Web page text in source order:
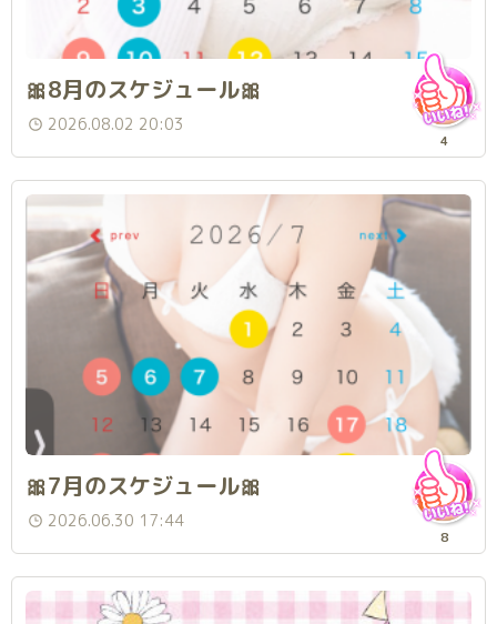
🎀8月のスケジュール🎀
2026.08.02 20:03
4
🎀7月のスケジュール🎀
2026.06.30 17:44
8